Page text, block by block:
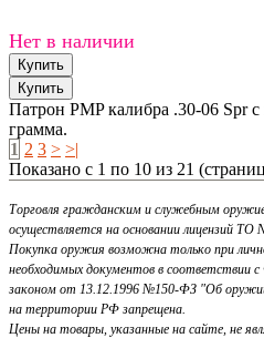
Нет в наличии
Патрон PMP калибра .30-06 Spr
грамма.
1 2 3 > >|
Показано с 1 по 10 из 21
Торговля гражданским и служебным
осуществляется на основании лицензий
Покупка оружия возможна только при
необходимых документов в соответствии
законом от 13.12.1996 №150-ФЗ "Об
на территории РФ запрещена.
Цены на товары, указанные на сайте, не